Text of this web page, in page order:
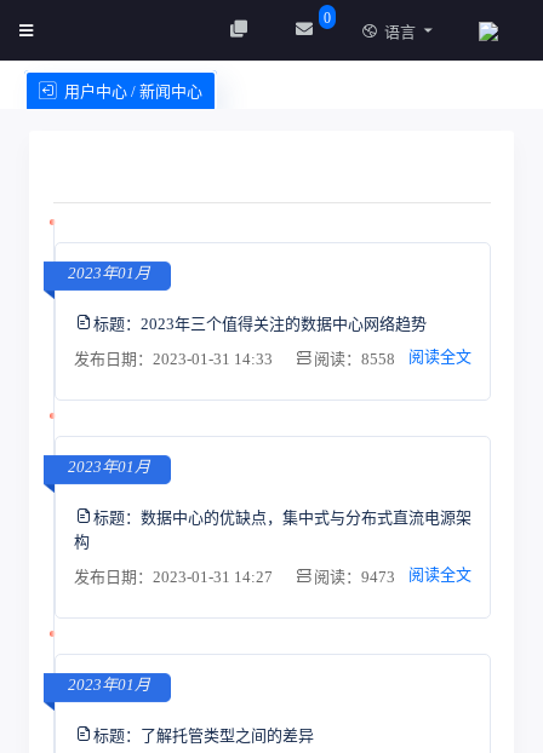
0
语言
用户中心 / 新闻中心
2023年01月
标题： 2023年三个值得关注的数据中心网络趋势
发布日期：2023-01-31 14:33
阅读：8558 阅读全文
2023年01月
标题： 数据中心的优缺点，集中式与分布式直流电源架
构
发布日期：2023-01-31 14:27
阅读：9473 阅读全文
2023年01月
标题： 了解托管类型之间的差异